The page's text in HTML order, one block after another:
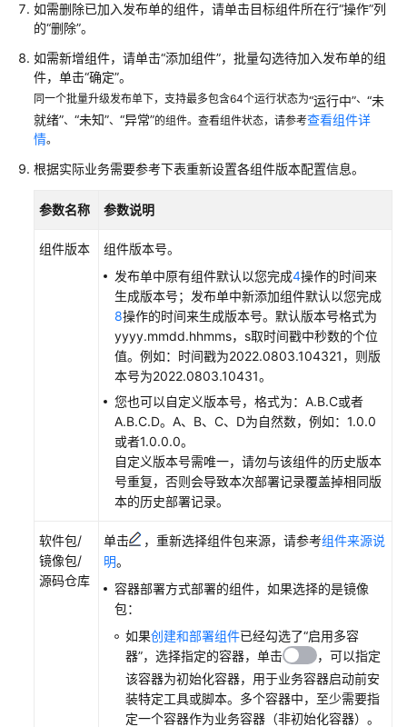
配
置
管
理
发
理
新
发
管
如需删除已加入发布单的组件，请单击目标组件所在行“操作”列
的“删除”。
如需新增组件，请单击“添加组件”，批量勾选待加入发布单的组
件，单击“确定”。
同一个批量升级发布单下，支持最多包含64个运行状态为“运行中”、 “未
就绪”、 “未知”、 “异常”的组件。查看组件状态，请参考查看组件详
情。
根据实际业务需要参考下表重新设置各组件版本配置信息。
参数名称 参数说明
组件版本
组件版本号。
发布单中原有组件默认以您完成4操作的时间来
生成版本号；发布单中新添加组件默认以您完成
8操作的时间来生成版本号。默认版本号格式为
yyyy.mmdd.hhmms，s取时间戳中秒数的个位
值。例如：时间戳为2022.0803.104321，则版
本号为2022.0803.10431。
您也可以自定义版本号，格式为：A.B.C或者
A.B.C.D。A、B、C、D为自然数，例如：1.0.0
或者1.0.0.0。
自定义版本号需唯一，请勿与该组件的历史版本
号重复，否则会导致本次部署记录覆盖掉相同版
本的历史部署记录。
软件包/
镜像包/
源码仓库
单击 ，重新选择组件包来源，请参考组件来源说
明。
容器部署方式部署的组件，如果选择的是镜像
包：
如果创建和部署组件已经勾选了“启用多容
器”，选择指定的容器，单击
，可以指定
该容器为初始化容器，用于业务容器启动前安
装特定工具或脚本。多个容器中，至少需要指
定一个容器作为业务容器（非初始化容器）。